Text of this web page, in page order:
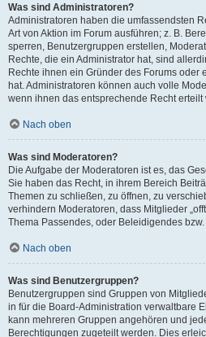
Was sind Administratoren?
Administratoren haben die umfassendsten
Art von Aktion im Forum ausführen; z. B.
sperren, Benutzergruppen erstellen,
Rechte, die ein Administrator hat, sind
Rechte ihnen ein Gründer des Forums oder
hat. Administratoren können auch volle
wenn ihnen das entsprechende Recht erteilt
Nach oben
Was sind Moderatoren?
Die Aufgabe der Moderatoren ist es, das
Sie haben das Recht, in ihrem Bereich
Themen zu schließen, zu öffnen, zu
verhindern Moderatoren, dass Mitglieder
Thema Passendes, oder Beleidigendes
Nach oben
Was sind Benutzergruppen?
Benutzergruppen sind Gruppen von
in für die Board-Administration verwaltbare
kann mehreren Gruppen angehören und
Berechtigungen zugeteilt werden. Dies